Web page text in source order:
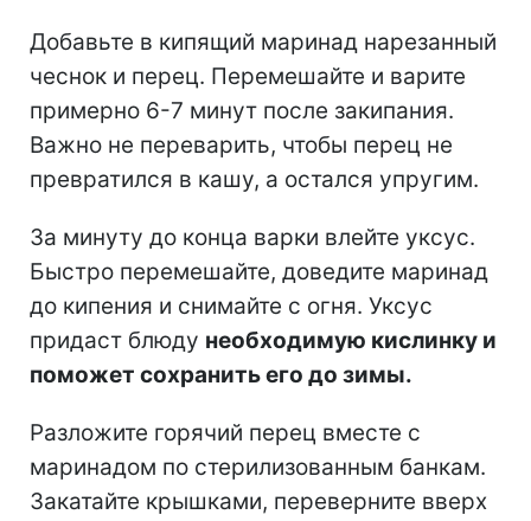
Добавьте в кипящий маринад нарезанный
чеснок и перец. Перемешайте и варите
примерно 6-7 минут после закипания.
Важно не переварить, чтобы перец не
превратился в кашу, а остался упругим.
За минуту до конца варки влейте уксус.
Быстро перемешайте, доведите маринад
до кипения и снимайте с огня. Уксус
придаст блюду необходимую кислинку и
поможет сохранить его до зимы.
Разложите горячий перец вместе с
маринадом по стерилизованным банкам.
Закатайте крышками, переверните вверх